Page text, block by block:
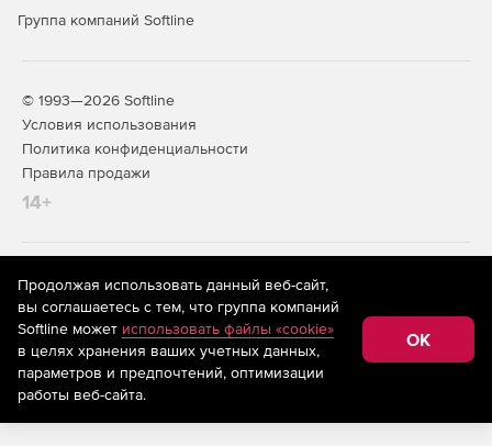
Группа компаний Softline
© 1993—2026 Softline
Условия использования
Политика конфиденциальности
Правила продажи
14+
На информационном ресурсе store.softline.ru применяются
рекомендательные технологии
(информационные технологии
предоставления информации на основе сбора,
систематизации и анализа сведений, относящихся к
предпочтениям пользователей сети «Интернет»,
находящихся на территории Российской Федерации)
Продолжая использовать данный веб-сайт,
вы соглашаетесь с тем, что группа компаний
Softline может использовать файлы «cookie»
в целях хранения ваших учетных данных,
параметров и предпочтений, оптимизации
работы веб-сайта.
OK